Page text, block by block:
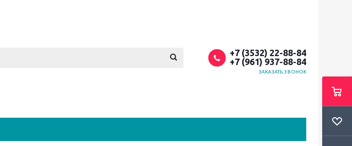
+7 (3532) 22-88-84
+7 (961) 937-88-84
ЗАКАЗАТЬ ЗВОНОК